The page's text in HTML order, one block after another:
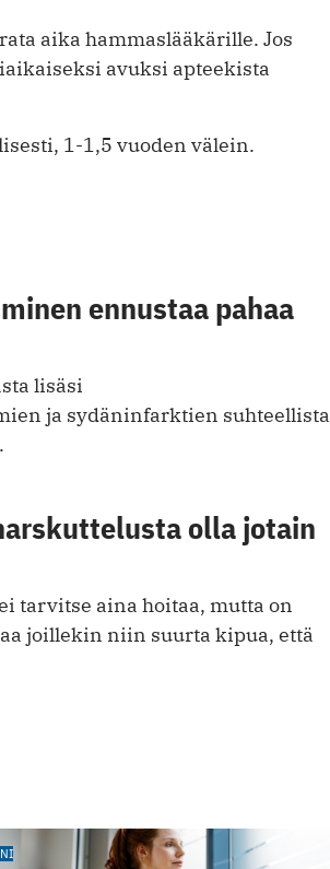
aika hammaslääkärille. Jos
avuksi apteekista
1-1,5 vuoden välein.
ennustaa pahaa
lisäsi
ja sydäninfarktien suhteellista
olla jotain
tarvitse aina hoitaa, mutta on
joillekin niin suurta kipua, että